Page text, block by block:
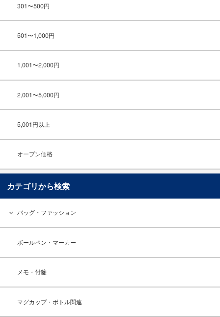
301〜500円
501〜1,000円
1,001〜2,000円
2,001〜5,000円
5,001円以上
オープン価格
カテゴリから検索
バッグ・ファッション
ボールペン・マーカー
メモ・付箋
マグカップ・ボトル関連